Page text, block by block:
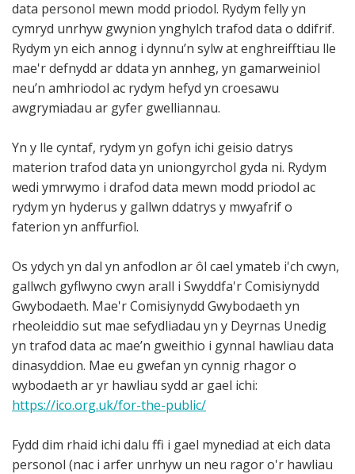
data personol mewn modd priodol. Rydym felly yn
cymryd unrhyw gwynion ynghylch trafod data o ddifrif.
Rydym yn eich annog i dynnu’n sylw at enghreifftiau lle
mae'r defnydd ar ddata yn annheg, yn gamarweiniol
neu’n amhriodol ac rydym hefyd yn croesawu
awgrymiadau ar gyfer gwelliannau.
Yn y lle cyntaf, rydym yn gofyn ichi geisio datrys
materion trafod data yn uniongyrchol gyda ni. Rydym
wedi ymrwymo i drafod data mewn modd priodol ac
rydym yn hyderus y gallwn ddatrys y mwyafrif o
faterion yn anffurfiol.
Os ydych yn dal yn anfodlon ar ôl cael ymateb i'ch cwyn,
gallwch gyflwyno cwyn arall i Swyddfa'r Comisiynydd
Gwybodaeth. Mae'r Comisiynydd Gwybodaeth yn
rheoleiddio sut mae sefydliadau yn y Deyrnas Unedig
yn trafod data ac mae’n gweithio i gynnal hawliau data
dinasyddion. Mae eu gwefan yn cynnig rhagor o
wybodaeth ar yr hawliau sydd ar gael ichi:
https://ico.org.uk/for-the-public/
Fydd dim rhaid ichi dalu ffi i gael mynediad at eich data
personol (nac i arfer unrhyw un neu ragor o'r hawliau